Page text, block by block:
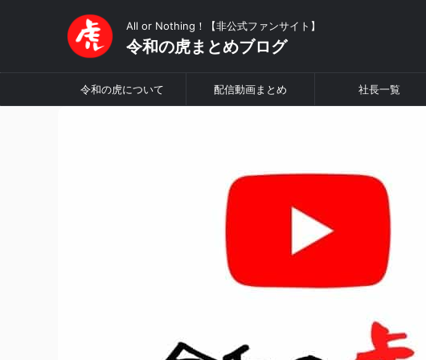
All or Nothing！【非公式ファンサイト】
令和の虎まとめブログ
令和の虎について 配信動画まとめ 社長一覧